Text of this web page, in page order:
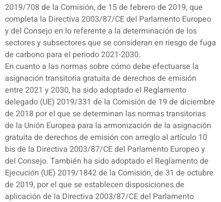
2019/708 de la Comisión, de 15 de febrero de 2019, que
completa la Directiva 2003/87/CE del Parlamento Europeo
y del Consejo en lo referente a la determinación de los
sectores y subsectores que se consideran en riesgo de fuga
de carbono para el periodo 2021-2030.
En cuanto a las normas sobre cómo debe efectuarse la
asignación transitoria gratuita de derechos de emisión
entre 2021 y 2030, ha sido adoptado el Reglamento
delegado (UE) 2019/331 de la Comisión de 19 de diciembre
de 2018 por el que se determinan las normas transitorias
de la Unión Europea para la armonización de la asignación
gratuita de derechos de emisión con arreglo al artículo 10
bis de la Directiva 2003/87/CE del Parlamento Europeo y
del Consejo. También ha sido adoptado el Reglamento de
Ejecución (UE) 2019/1842 de la Comisión, de 31 de octubre
de 2019, por el que se establecen disposiciones de
aplicación de la Directiva 2003/87/CE del Parlamento